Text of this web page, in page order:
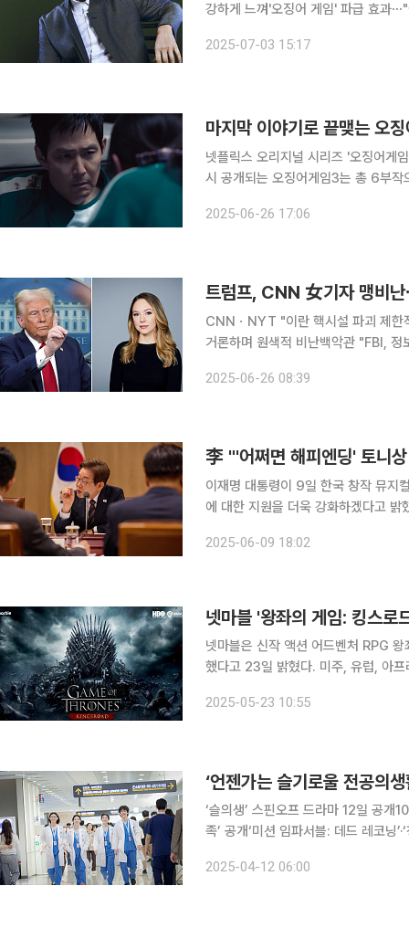
강하게 느껴'오징어 게임' 파급 효과⋯"좋은 영향이 있
2025-07-03 15:17
마지막 이야기로 끝맺는 오
넷플릭스 오리지널 시리즈 '오징어게임'이 대단원의 막
시 공개되는 오징어게임3는 총 6부작
5000만 시간의 누적 시청 시간을 기
2025-06-26 17:06
CNNㆍNYT "이란 핵시설 파괴 제한
거론하며 원색적 비난백악관 "FBI, 정보 누설 장본인 수
게 반발하고 나섰다. 도널드 트럼프
2025-06-26 08:39
李 "'어쩌면 해피엔딩' 토니
이재명 대통령이 9일 한국 창작 뮤지
에 대한 지원을 더욱 강화하겠다고 밝혔다. 이 대통령은 이날 오후 본인의 페이스북을
올랐다"며 "토니상은 미국 연극·뮤지
2025-06-09 18:02
넷마블 '왕좌의 게임: 킹스로
넷마블은 신작 액션 어드벤처 RPG
했다고 23일 밝혔다. 미주, 유럽, 아프리카, 오세아니아, 중동 등 글로벌 지역 이용자들은 모바일(애
지포스 나우) 플랫폼을 통해 왕좌의
2025-05-23 10:55
‘언젠가는 슬기로울 전공의
‘슬의생’ 스핀오프 드라마 12일 공개
족’ 공개‘미션 임파서블: 데드 레코닝’·‘청춘월담’ 넷플릭스가 이번주에도 다
스에서 큰 사랑을 받았던 ‘슬기로운 의
2025-04-12 06:00